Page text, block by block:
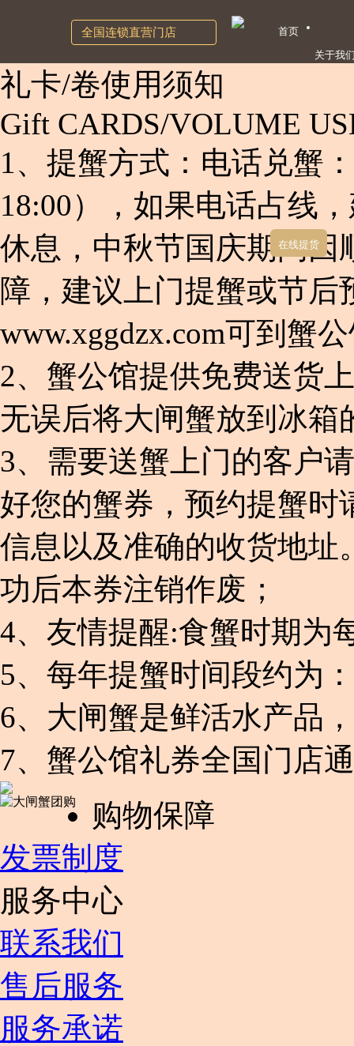
礼卡/卷使用须知
Gift CARDS/VOLUME
1、提蟹方式：电话兑蟹
18:00），如果电话占线
休息， 中秋节国庆期间因
障，建议上门提蟹或节
www.xggdzx.com可到蟹
2、蟹公馆提供免费送货
无误后将大闸蟹放到冰箱
3、 需要送蟹上门的客户
好您的蟹券，预约提蟹时
信息以及准确的收货地址
功后本券注销作废；
4、友情提醒:食蟹时期为
5、每年提蟹时间段约为
6、大闸蟹是鲜活水产品
7、蟹公馆礼券全国门店
购物保障
发票制度
服务中心
联系我们
售后服务
服务承诺
全国连锁直营门店
首页
关于我
在线提货